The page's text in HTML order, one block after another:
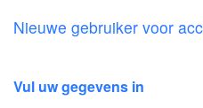
Nieuwe gebruiker voor
Vul uw gegevens in